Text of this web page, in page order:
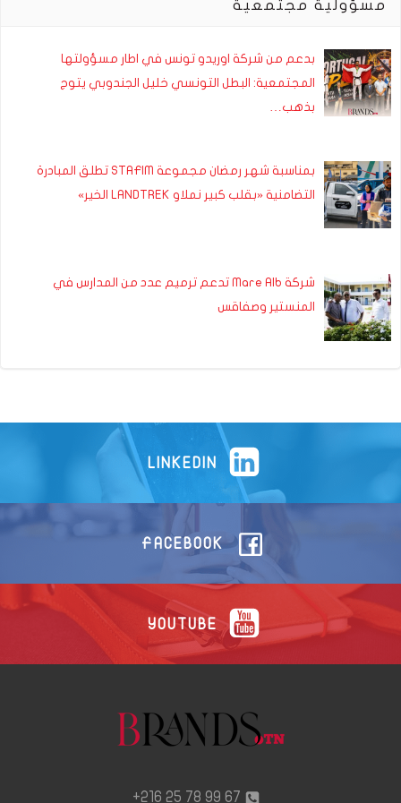
مسؤولية مجتمعية
بدعم من شركة اوريدو تونس في اطار مسؤولتها
المجتمعية: البطل التونسي خليل الجندوبي يتوج
بذهب…
بمناسبة شهر رمضان مجموعة STAFIM تطلق المبادرة
التضامنية «بقلب كبير نملاو LANDTREK الخير»
شركة Mare Alb تدعم ترميم عدد من المدارس في
المنستير وصفاقس
LINKEDIN
FACEBOOK
YOUTUBE
67 99 78 25 216+